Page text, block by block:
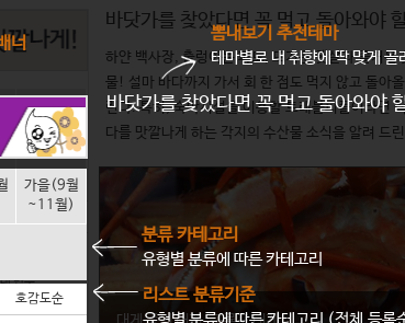
가을(9월
~11월)
민수...
바닷가를 찾았다면 꼭 먹고 돌아와야
하얀 백사장, 출렁이는 파도, 뜨거운 햇살과 즐거
물! 설마 바다까지 가서 회 한 점도 먹지 않고 돌아
린다. 특히, 숙박시설을 이용할 트래블피플이라면
다를 맛깔나게 하는 각지의 수산물 소식을 알려 드
너
분류 카테고리
유형별 분류에 따른 카테고리
가을(9월
~11월)
호감도순 리스트 분류기준
유형별 분류에 따른 카테고리 (전체,등록
뽐내보기 추천테마
테마별로 내 취향에 딱 맞게 골
바닷가를 찾았다면 꼭 먹고 돌아와야